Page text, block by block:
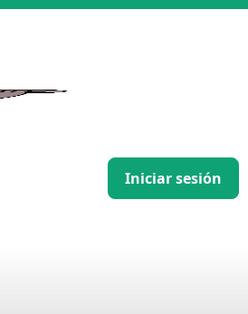
Iniciar sesión